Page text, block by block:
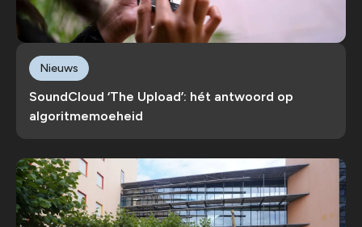
SoundCloud ‘The Upload’: hét antwoord op
algoritmemoeheid
Nieuws